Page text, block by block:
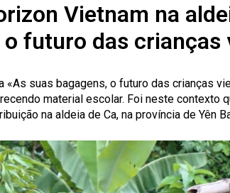
Vietnam na
futuro das crianças
suas bagagens, o futuro das crianças
material escolar. Foi neste contexto
na aldeia de Ca, na província de Yên